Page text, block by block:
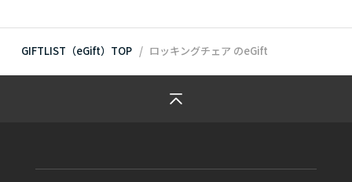
GIFTLIST（eGift）TOP ロッキングチェア のeGift